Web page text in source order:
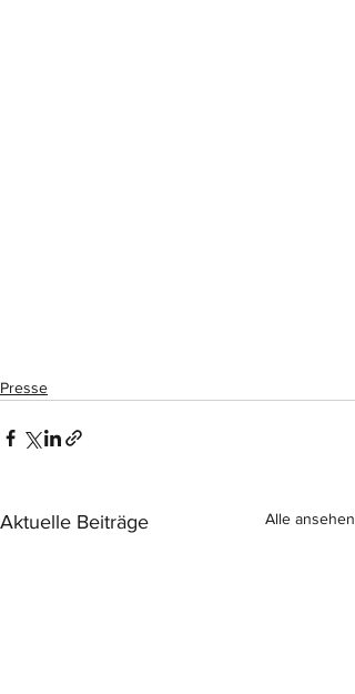
Presse
Aktuelle Beiträge Alle ansehen